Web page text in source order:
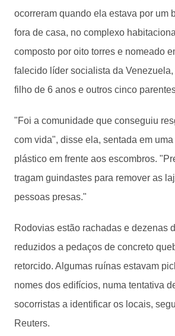
ocorreram quando ela estava por um
fora de casa, no complexo
composto por oito torres e nomeado
falecido líder socialista da
filho de 6 anos e outros cinco
"Foi a comunidade que conseguiu
com vida", disse ela, sentada em
plástico em frente aos escombros.
tragam guindastes para remover as
pessoas presas."
Rodovias estão rachadas e dezenas
reduzidos a pedaços de concreto
retorcido. Algumas ruínas estavam
nomes dos edifícios, numa tentativa
socorristas a identificar os locais,
Reuters.